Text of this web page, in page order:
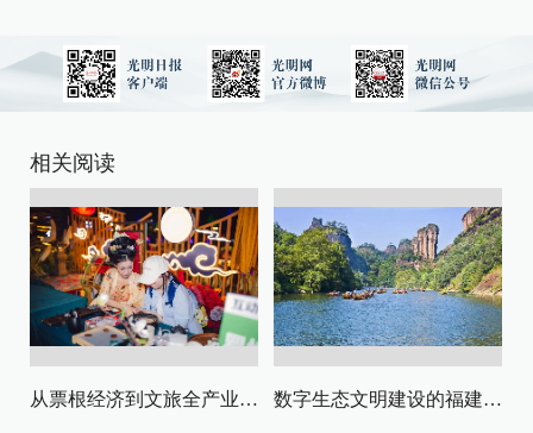
相关阅读
从票根经济到文旅全产业链升级 数字生态文明建设的福建路径与启示